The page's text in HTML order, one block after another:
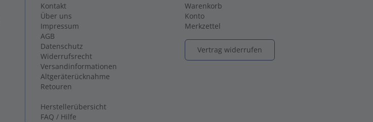
Kontakt
Über uns
Impressum
AGB
Datenschutz
Widerrufsrecht
Versandinformationen
Altgeräterücknahme
Retouren
Herstellerübersicht
FAQ / Hilfe
Warenkorb
Konto
Merkzettel
Vertrag widerrufen